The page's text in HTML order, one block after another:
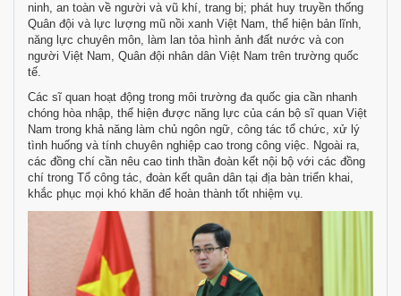
ninh, an toàn về người và vũ khí, trang bị; phát huy truyền thống
Quân đội và lực lượng mũ nồi xanh Việt Nam, thể hiện bản lĩnh,
năng lực chuyên môn, làm lan tỏa hình ảnh đất nước và con
người Việt Nam, Quân đội nhân dân Việt Nam trên trường quốc
tế.
Các sĩ quan hoạt động trong môi trường đa quốc gia cần nhanh
chóng hòa nhập, thể hiện được năng lực của cán bộ sĩ quan Việt
Nam trong khả năng làm chủ ngôn ngữ, công tác tổ chức, xử lý
tình huống và tính chuyên nghiệp cao trong công việc. Ngoài ra,
các đồng chí cần nêu cao tinh thần đoàn kết nội bộ với các đồng
chí trong Tổ công tác, đoàn kết quân dân tại địa bàn triển khai,
khắc phục mọi khó khăn để hoàn thành tốt nhiệm vụ.